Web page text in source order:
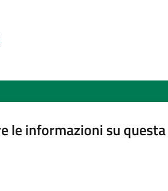
le informazioni su questa